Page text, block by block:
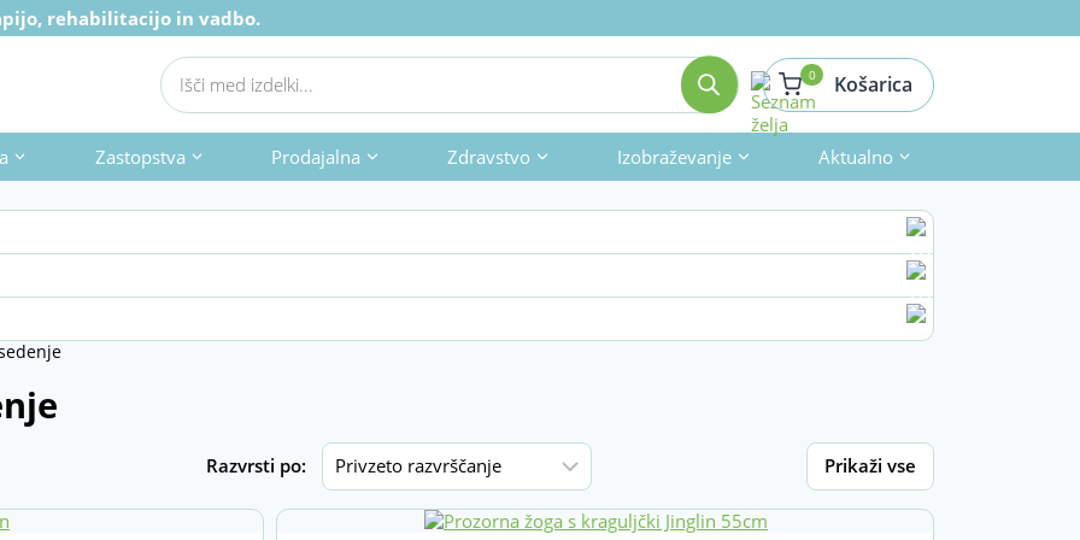
rehabilitacijo in vadbo.
Products
search Košarica
0
Zastopstva Prodajalna Zdravstvo Izobraževanje Aktualno
Išči
Razvrsti po: Prikaži vse